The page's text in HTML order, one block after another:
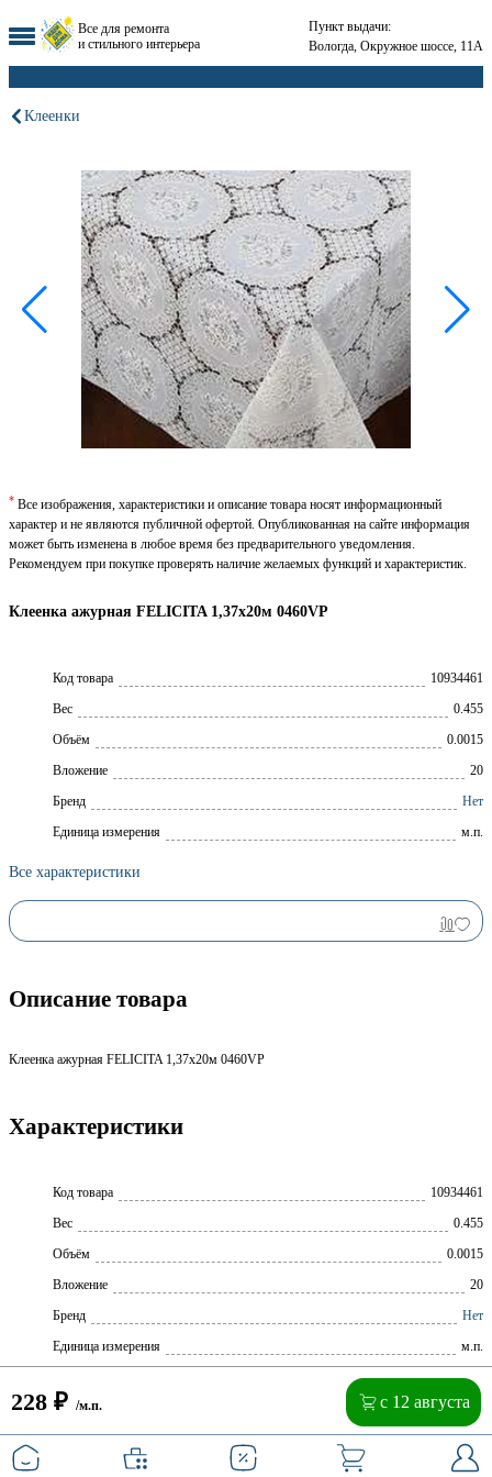
Все для ремонта
и стильного интерьера
Пункт выдачи:
Вологда, Окружное шоссе, 11А
Клеенки
Клеенка ажурная FELICITA 1,37х20м 0460VP
Код товара
10934461
Вес
0.455
Объём
0.0015
Вложение
20
Брeнд
Нет
Единица измерения
м.п.
Все характеристики
* Все изображения, характеристики и описание товара носят информационный
характер и не являются публичной офертой. Опубликованная на сайте информация
может быть изменена в любое время без предварительного уведомления.
Рекомендуем при покупке проверять наличие желаемых функций и характеристик.
Описание товара
Клеенка ажурная FELICITA 1,37х20м 0460VP
Характеристики
Код товара
10934461
Вес
0.455
Объём
0.0015
Вложение
20
Бренд
Нет
Единица измерения
м.п.
228 ₽ /м.п. с 12 августа